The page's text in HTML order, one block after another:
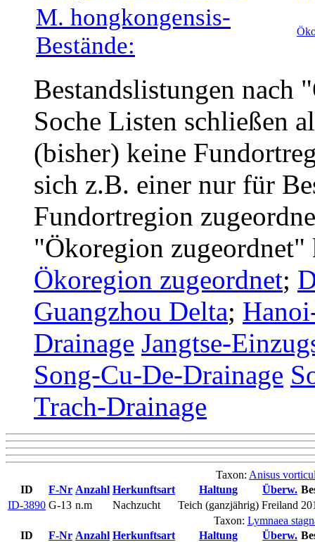
M. hongkongensis-
Bestände:
Bestandslistungen nach
Soche Listen schließen
(bisher) keine
sich z.B. einer nur für
Fundortregion
"Ökoregion
Ökoregion zugeordnet;
Guangzhou Delta;
Drainage Jangtse-
Song-Cu-De-Drainage
Trach-Drainage
Taxon: Anisus
ID
F-Nr Anzahl Herkunftsart Haltung Überw.
ID-3890 G-13 n.m Nachzucht Teich (ganzjährig) Freiland
Taxon: Lymnaea
ID
F-Nr Anzahl Herkunftsart Haltung Überw.